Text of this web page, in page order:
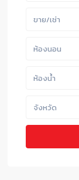
ขาย/เช่า
ห้องนอน
ห้องน้ำ
จังหวัด